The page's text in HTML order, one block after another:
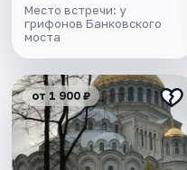
Место встречи: у
грифонов Банковского
моста
от 1 900 ₽